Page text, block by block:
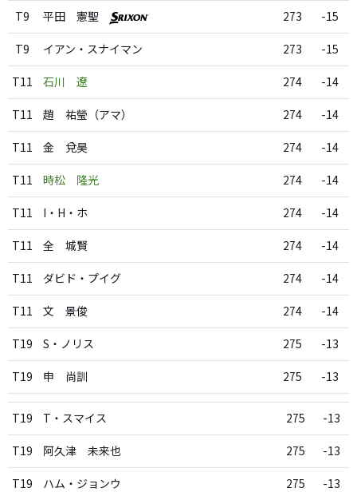
T9 平田 憲聖 273 -15
T9 イアン・スナイマン 273 -15
T11 石川 遼 274 -14
T11 趙 祐瑩（アマ） 274 -14
T11 金 兌昊 274 -14
T11 時松 隆光 274 -14
T11 I・H・ホ 274 -14
T11 全 城賢 274 -14
T11 ダビド・プイグ 274 -14
T11 文 景俊 274 -14
T19 S・ノリス 275 -13
T19 申 尚訓 275 -13
T19 T・スマイス 275 -13
T19 阿久津 未来也 275 -13
T19 ハム・ジョンウ 275 -13